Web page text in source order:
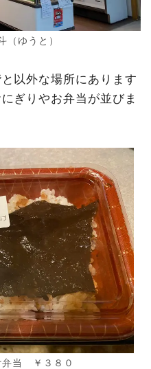
（ゆうと）
以外な場所にあります
ぎりやお弁当が並びま
弁当 ￥３８０